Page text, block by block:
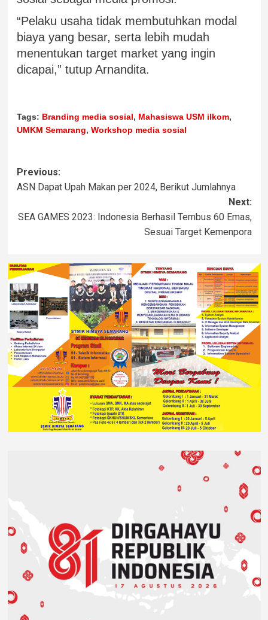
“Pelaku usaha tidak membutuhkan modal
biaya yang besar, serta lebih mudah
menentukan target market yang ingin
dicapai,” tutup Arnandita.
Tags: Branding media sosial, Mahasiswa USM ilkom,
UMKM Semarang, Workshop media sosial
Previous:
ASN Dapat Upah Makan per 2024, Berikut Jumlahnya
Next:
SEA GAMES 2023: Indonesia Berhasil Tembus 60 Emas,
Sesuai Target Kemenpora